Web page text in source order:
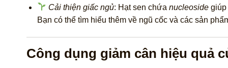
Cải thiện giấc ngủ: Hạt sen chứanucleoside giúp
Bạn có thể tìm hiểu thêm về ngũ cốc và các sản
Công dụng giảm cân hiệu quả